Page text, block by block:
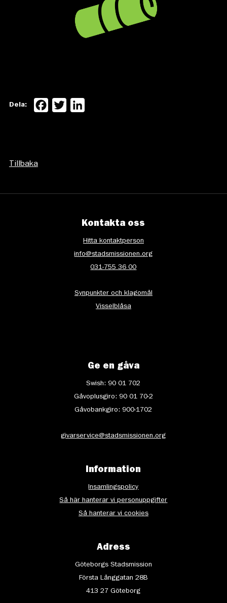
Dela: Facebook
Twitter
Tillbaka
Kontakta oss
Hitta kontaktperson
info@stadsmissionen.org
031-755 36 00
Synpunkter och klagomål
Visselblåsa
Ge en gåva
Swish: 90 01 702
Gåvoplusgiro: 90 01 70-2
Gåvobankgiro: 900-1702
givarservice@stadsmissionen.org
Information
Insamlingspolicy
Så här hanterar vi personuppgifter
Så hanterar vi cookies
Adress
Göteborgs Stadsmission
Första Långgatan 28B
413 27 Göteborg